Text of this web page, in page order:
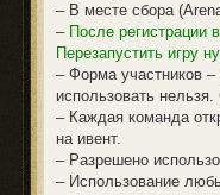
– В месте сбора
– После регистрации
Перезапустить игру
– Форма участников
использовать
– Каждая команда
на ивент.
– Разрешено
– Использование